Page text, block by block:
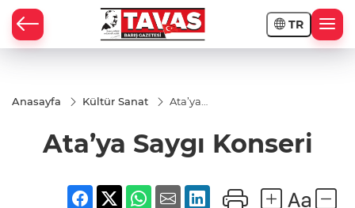
TR
Anasayfa Kültür Sanat
Ata’ya
Ata’ya Saygı Konseri